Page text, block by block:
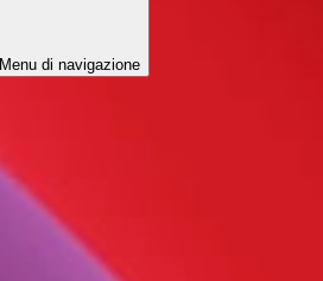
Menu di navigazione